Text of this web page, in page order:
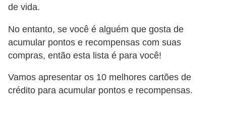
de vida.
No entanto, se você é alguém que gosta de
acumular pontos e recompensas com suas
compras, então esta lista é para você!
Vamos apresentar os 10 melhores cartões de
crédito para acumular pontos e recompensas.
a
B
n